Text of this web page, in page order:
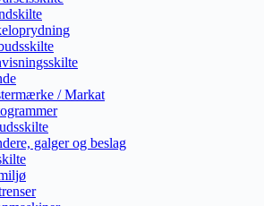
/ Markat
galger og beslag